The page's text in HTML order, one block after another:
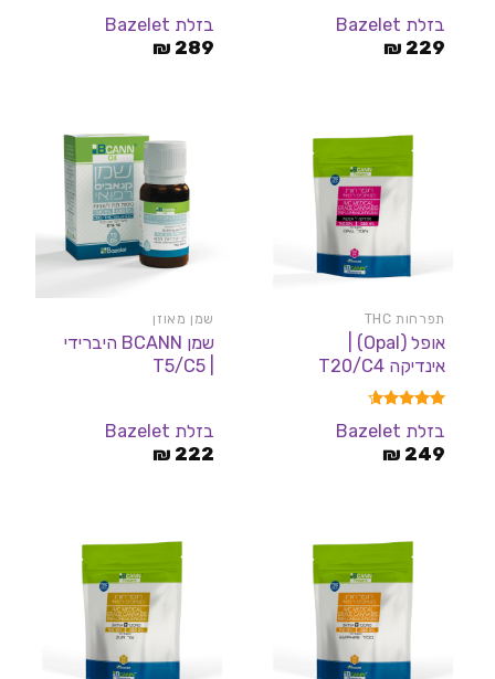
דורג
5.00
מתוך 5
בזלת Bazelet
229
₪
בזלת Bazelet
289
₪
תפרחות THC
אופל (Opal) |
אינדיקה T20/C4
דורג
4.60
מתוך 5
בזלת Bazelet
249
₪
שמן מאוזן
שמן BCANN היברידי
| T5/C5
בזלת Bazelet
222
₪